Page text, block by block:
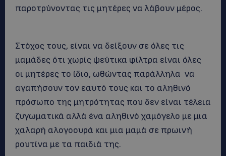
παροτρύνοντας τις μητέρες να λάβουν μέρος.
Στόχος τους, είναι να δείξουν σε όλες τις
μαμάδες ότι χωρίς ψεύτικα φίλτρα είναι όλες
οι μητέρες το ίδιο, ωθώντας παράλληλα να
αγαπήσουν τον εαυτό τους και το αληθινό
πρόσωπο της μητρότητας που δεν είναι τέλεια
ζυγωματικά αλλά ένα αληθινό χαμόγελο με μια
χαλαρή αλογοουρά και μια μαμά σε πρωινή
ρουτίνα με τα παιδιά της.